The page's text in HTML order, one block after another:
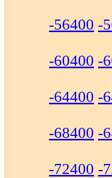
-56400 -
-60400 -
-64400 -
-68400 -
-72400 -